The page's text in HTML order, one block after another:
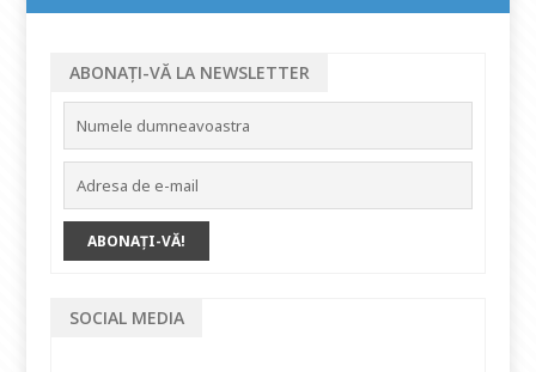
ABONAȚI-VĂ LA NEWSLETTER
SOCIAL MEDIA